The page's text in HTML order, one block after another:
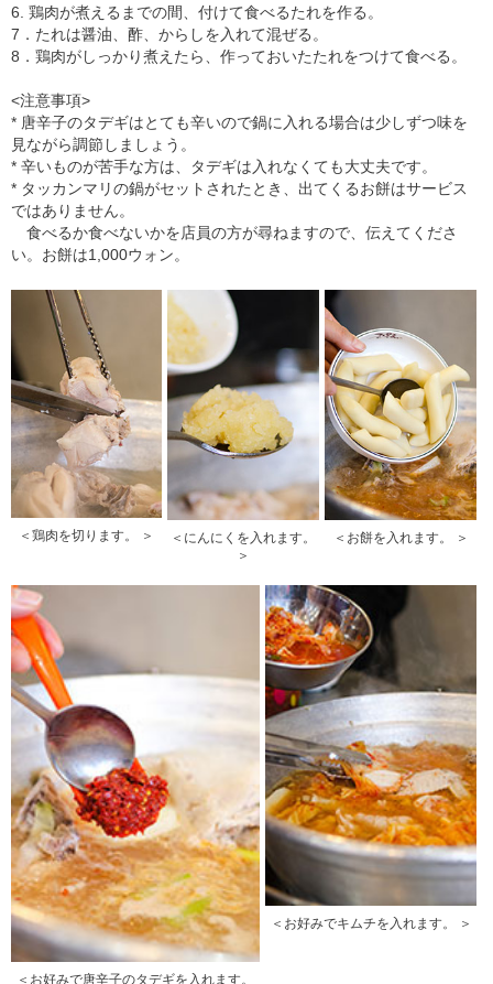
6. 鶏肉が煮えるまでの間、付けて食べるたれを作る。
7．たれは醤油、酢、からしを入れて混ぜる。
8．鶏肉がしっかり煮えたら、作っておいたたれをつけて食べる。
<注意事項>
* 唐辛子のタデギはとても辛いので鍋に入れる場合は少しずつ味を
見ながら調節しましょう。
* 辛いものが苦手な方は、タデギは入れなくても大丈夫です。
* タッカンマリの鍋がセットされたとき、出てくるお餅はサービス
ではありません。
食べるか食べないかを店員の方が尋ねますので、伝えてくださ
い。お餅は1,000ウォン。
＜鶏肉を切ります。 ＞
＜にんにくを入れます。
＞
＜お餅を入れます。 ＞
＜お好みで唐辛子のタデギを入れます。
＜お好みでキムチを入れます。 ＞